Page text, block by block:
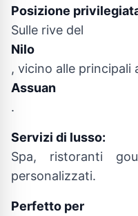
Posizione
Sulle rive del
Nilo
, vicino alle principali
Assuan
.
Servizi di lusso:
Spa, ristoranti
personalizzati.
Perfetto per